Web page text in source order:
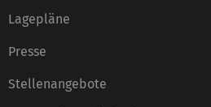
Lagepläne
Presse
Stellenangebote